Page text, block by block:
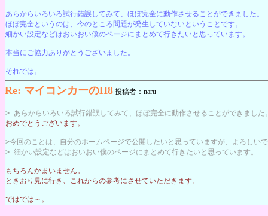
あらからいろいろ試行錯誤してみて、ほぼ完全に動作させることができました。
ほぼ完全というのは、今のところ問題が発生していないということです。
細かい設定などはおいおい僕のページにまとめて行きたいと思っています。
本当にご協力ありがとうございました。
それでは。
Re: マイコンカーのH8 投稿者：naru
> あらからいろいろ試行錯誤してみて、ほぼ完全に動作させることができました
おめでとうございます。
>今回のことは、自分のホームページで公開したいと思っていますが、よろしい
> 細かい設定などはおいおい僕のページにまとめて行きたいと思っています。
もちろんかまいません。
ときおり見に行き、これからの参考にさせていただきます。
ではでは～。